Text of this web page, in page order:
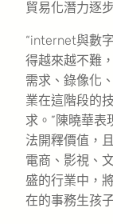
貿易化潛力逐
“internet與數
得越來越不難
需求、錄像化
業在這階段的
求。”陳曉華表
法開釋價值，
電商、影視、
盛的行業中，
在的事務生孩